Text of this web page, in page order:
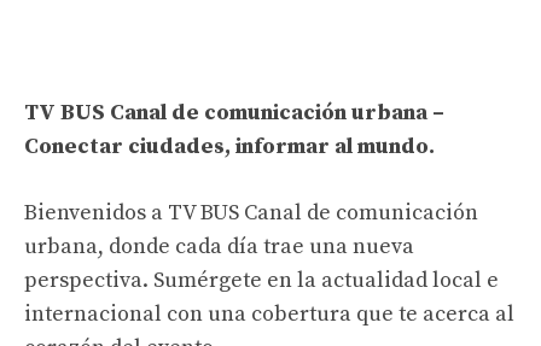
TV BUS Canal de comunicación urbana –
Conectar ciudades, informar al mundo.
Bienvenidos a TV BUS Canal de comunicación
urbana, donde cada día trae una nueva
perspectiva. Sumérgete en la actualidad local e
internacional con una cobertura que te acerca al